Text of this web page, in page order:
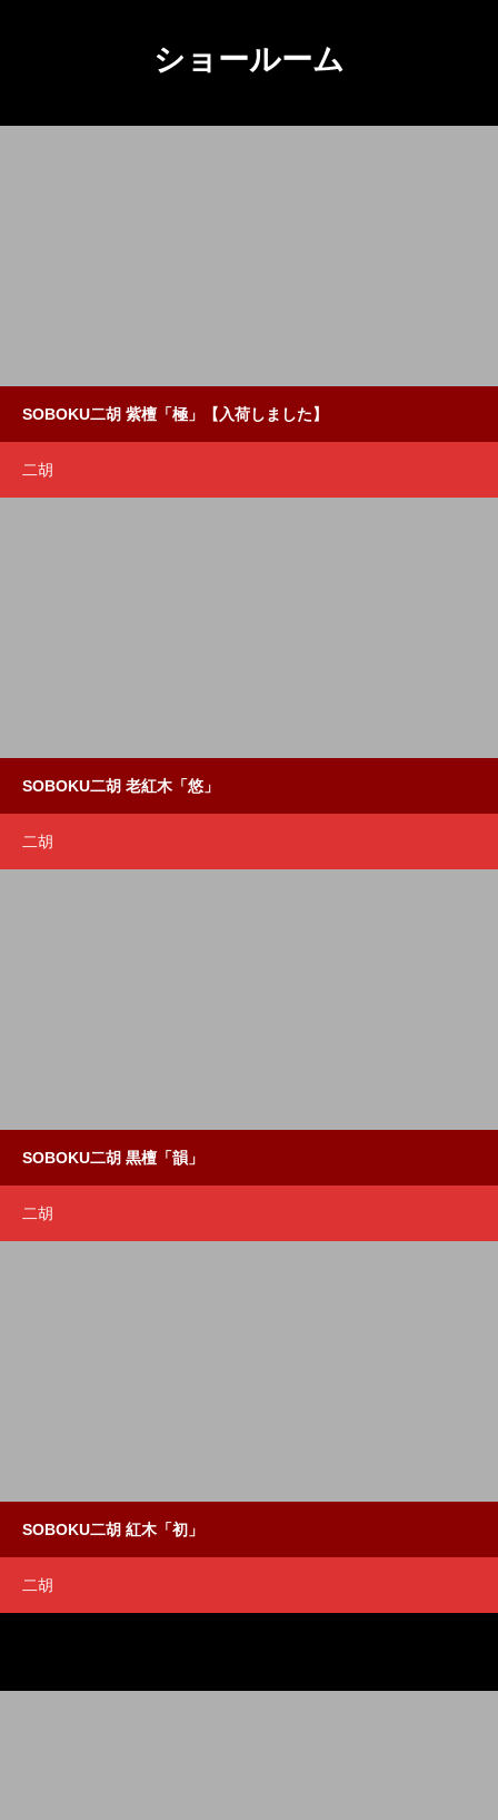
ショールーム
SOBOKU二胡 紫檀「極」【入荷しました】
二胡
SOBOKU二胡 老紅木「悠」
二胡
SOBOKU二胡 黒檀「韻」
二胡
SOBOKU二胡 紅木「初」
二胡